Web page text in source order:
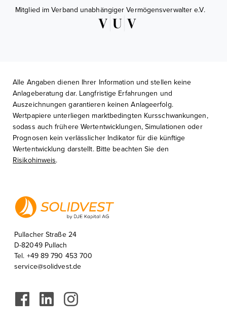
Mitglied im Verband unabhängiger Vermögensverwalter e.V.
Alle Angaben dienen Ihrer Information und stellen keine
Anlageberatung dar. Langfristige Erfahrungen und
Auszeichnungen garantieren keinen Anlageerfolg.
Wertpapiere unterliegen marktbedingten Kursschwankungen,
sodass auch frühere Wertentwicklungen, Simulationen oder
Prognosen kein verlässlicher Indikator für die künftige
Wertentwicklung darstellt. Bitte beachten Sie den
Risikohinweis.
Pullacher Straße 24
D-82049 Pullach
Tel. +49 89 790 453 700
service@solidvest.de